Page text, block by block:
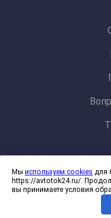
Политика
Согласие на
Мы используем cookies для
https://avtotok24.ru/.
вы принимаете условия